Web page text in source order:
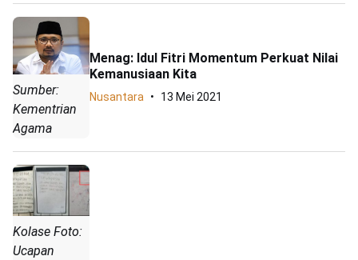
Sumber:
Kementrian
Agama
Menag: Idul Fitri Momentum Perkuat Nilai
Kemanusiaan Kita
Nusantara 13 Mei 2021
Kolase Foto:
Ucapan